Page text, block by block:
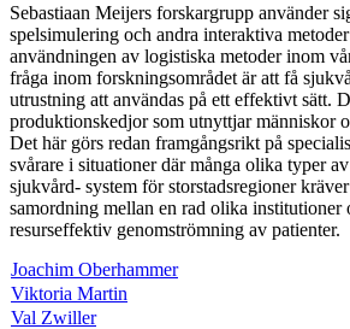
Sebastiaan Meijers forskargrupp använder
spelsimulering och andra interaktiva
användningen av logistiska metoder inom
fråga inom forskningsområdet är att få
utrustning att användas på ett effektivt sätt.
produktionskedjor som utnyttjar människor
Det här görs redan framgångsrikt på
svårare i situationer där många olika typer
sjukvård- system för storstadsregioner
samordning mellan en rad olika institutioner
resurseffektiv genomströmning av patienter.
Joachim Oberhammer
Viktoria Martin
Val Zwiller